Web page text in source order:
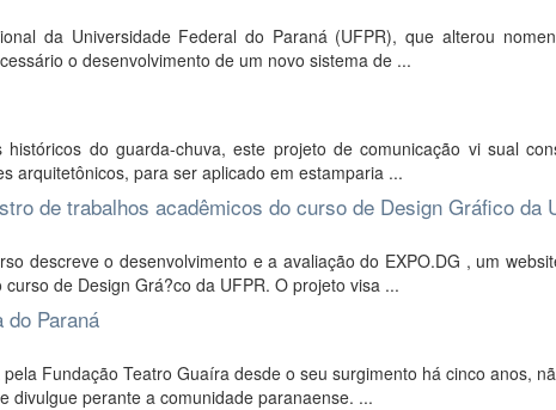
da Universidade Federal do Paraná (UFPR), que alterou
o desenvolvimento de um novo sistema de ...
do guarda-chuva, este projeto de comunicação vi sual
arquitetônicos, para ser aplicado em estamparia ...
de trabalhos acadêmicos do curso de Design Gráfico da
descreve o desenvolvimento e a avaliação do EXPO.DG , um
de Design Grá?co da UFPR. O projeto visa ...
do Paraná
Fundação Teatro Guaíra desde o seu surgimento há cinco anos,
divulgue perante a comunidade paranaense. ...